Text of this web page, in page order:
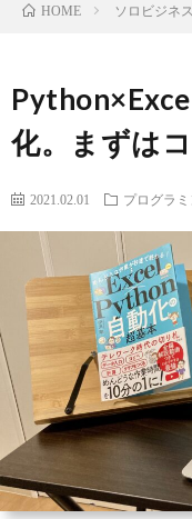
HOME ソロビジネ
化。まずは
2021.02.01 プログラ